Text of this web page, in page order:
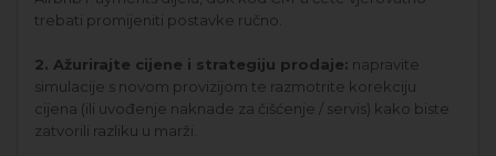
trebati promijeniti postavke ručno.
2. Ažurirajte cijene i strategiju prodaje: napravite
simulacije s novom provizijom te razmotrite korekciju
cijena (ili uvođenje naknade za čišćenje / servis) kako biste
zatvorili razliku u marži.